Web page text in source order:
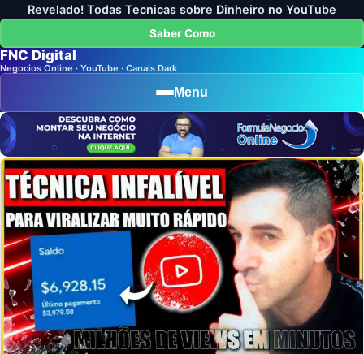
Revelado! Todas Tecnicas sobre Dinheiro no YouTube
Saber Como
FNC Digital
Negocios Online · YouTube · Canais Dark
Menu